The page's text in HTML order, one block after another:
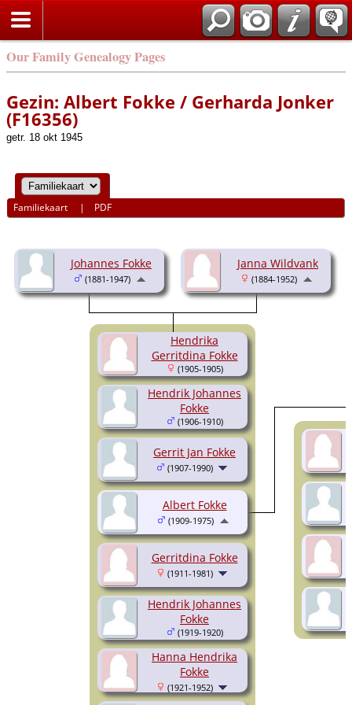
Our Family Genealogy Pages
Gezin: Albert Fokke / Gerharda Jonker
(F16356)
getr. 18 okt 1945
Familiekaart | PDF
Johannes Fokke
(1881-1947)
Janna Wildvank
(1884-1952)
Hendrika
Gerritdina Fokke
(1905-1905)
Hendrik Johannes
Fokke
(1906-1910)
Gerrit Jan Fokke
(1907-1990)
Gerritdina Fokke
(1911-1981)
Hendrik Johannes
Fokke
(1919-1920)
Hanna Hendrika
Fokke
(1921-1952)
Albert Fokke
(1909-1975)